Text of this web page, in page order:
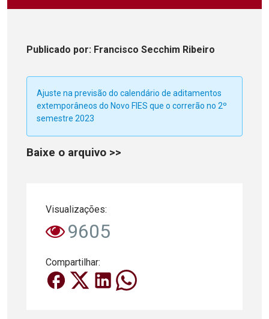
Publicado por: Francisco Secchim Ribeiro
Ajuste na previsão do calendário de aditamentos
extemporâneos do Novo FIES que o correrão no 2º
semestre 2023
Baixe o arquivo >>
Visualizações:
9605
Compartilhar: